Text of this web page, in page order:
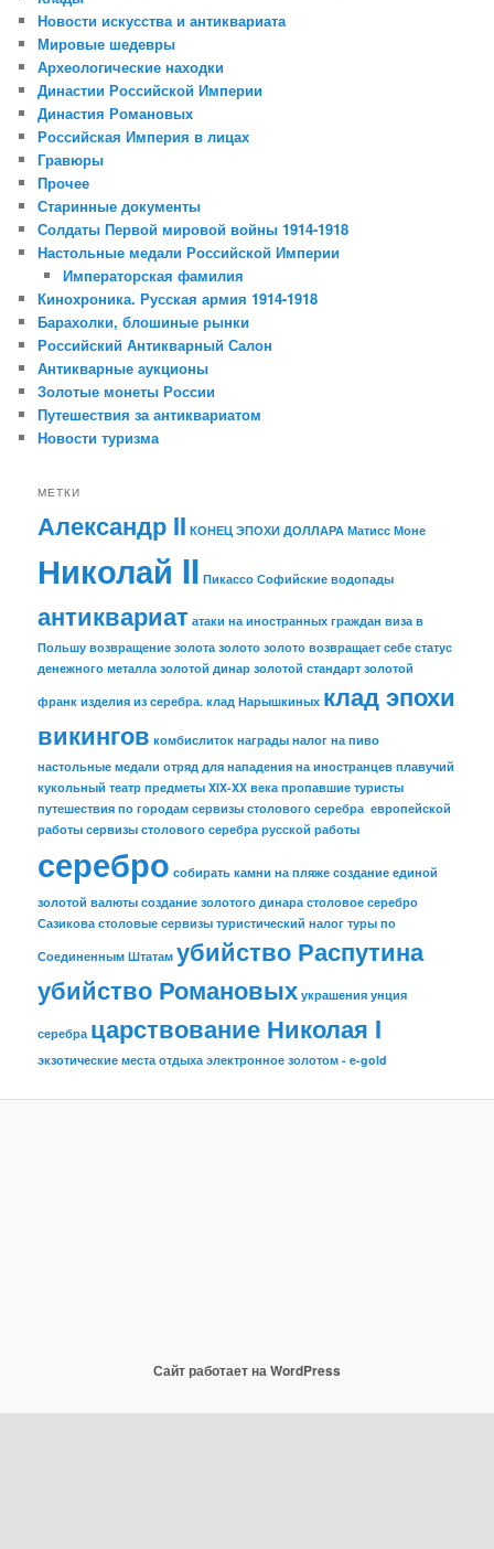
Новости искусства и антиквариата
Мировые шедевры
Археологические находки
Династии Российской Империи
Династия Романовых
Российская Империя в лицах
Гравюры
Прочее
Старинные документы
Солдаты Первой мировой войны 1914-1918
Настольные медали Российской Империи
Императорская фамилия
Кинохроника. Русская армия 1914-1918
Барахолки, блошиные рынки
Российский Антикварный Салон
Антикварные аукционы
Золотые монеты России
Путешествия за антиквариатом
Новости туризма
МЕТКИ
Александр II КОНЕЦ ЭПОХИ ДОЛЛАРА Матисс Моне
Николай II Пикассо Софийские водопады
антиквариат атаки на иностранных граждан виза в
Польшу возвращение золота золото золото возвращает себе статус
денежного металла золотой динар золотой стандарт золотой
франк изделия из серебра. клад Нарышкиных клад эпохи
викингов комбислиток награды налог на пиво
настольные медали отряд для нападения на иностранцев плавучий
кукольный театр предметы XIX-XX века пропавшие туристы
путешествия по городам сервизы столового серебра европейской
работы сервизы столового серебра русской работы
серебро собирать камни на пляже создание единой
золотой валюты создание золотого динара столовое серебро
Сазикова столовые сервизы туристический налог туры по
Соединенным Штатам убийство Распутина
убийство Романовых украшения унция
серебра царствование Николая I
экзотические места отдыха электронное золотом - e-gold
Сайт работает на WordPress